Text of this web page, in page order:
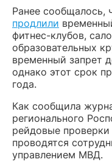
Ранее сообщалось,
продлили
фитнес-клубов,
образовательных
временный запрет
однако этот срок
года.
Как сообщила
регионального
рейдовые
проводятся
управлением МВД.